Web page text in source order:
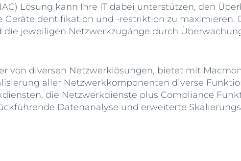
Lösung kann Ihre IT dabei unterstützen, den
und -restriktion zu maximieren.
jeweiligen Netzwerkzugänge durch
von diversen Netzwerklösungen, bietet mit
aller Netzwerkkomponenten diverse
die Netzwerkdienste plus Compliance
Datenanalyse und erweiterte